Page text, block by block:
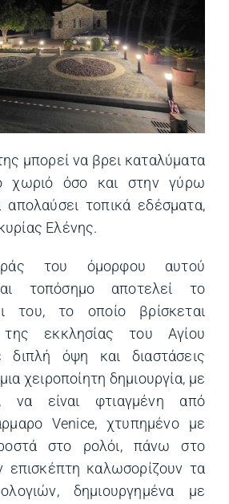
μπορεί να βρει καταλύματα
χωριό όσο και στην γύρω
απολαύσει τοπικά εδέσματα,
Ελένης.
του όμορφου αυτού
τοπόσημο αποτελεί το
του, το οποίο βρίσκεται
εκκλησίας του Αγίου
όψη και διαστάσεις
χειροποίητη δημιουργία, με
είναι φτιαγμένη από
Venice, χτυπημένο με
στο ρολόι, πάνω στο
επισκέπτη καλωσορίζουν τα
δημιουργημένα με